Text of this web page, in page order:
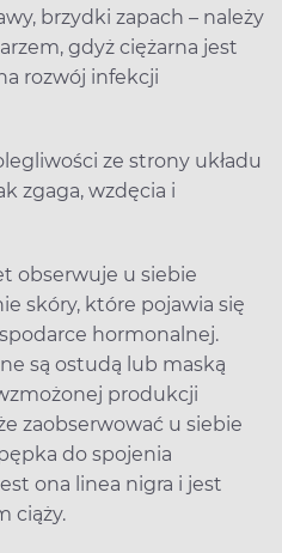
brzydki zapach – należy
gdyż ciężarna jest
rozwój infekcji
ze strony układu
zgaga, wzdęcia i
obserwuje u siebie
skóry, które pojawia się
hormonalnej.
są ostudą lub maską
produkcji
zaobserwować u siebie
do spojenia
ona linea nigra i jest
ciąży.